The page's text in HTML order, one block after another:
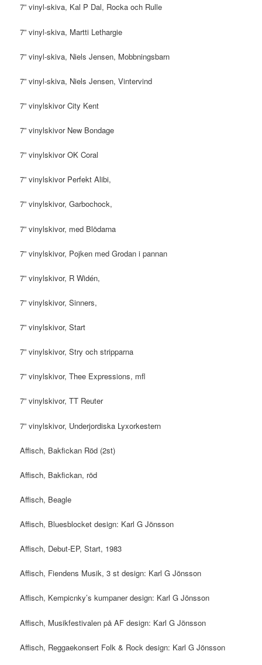
7” vinyl-skiva, Kal P Dal, Rocka och Rulle
7” vinyl-skiva, Martti Lethargie
7” vinyl-skiva, Niels Jensen, Mobbningsbarn
7” vinyl-skiva, Niels Jensen, Vintervind
7” vinylskivor City Kent
7” vinylskivor New Bondage
7” vinylskivor OK Coral
7” vinylskivor Perfekt Alibi,
7” vinylskivor, Garbochock,
7” vinylskivor, med Blödarna
7” vinylskivor, Pojken med Grodan i pannan
7” vinylskivor, R Widén,
7” vinylskivor, Sinners,
7” vinylskivor, Start
7” vinylskivor, Stry och stripparna
7” vinylskivor, Thee Expressions, mfl
7” vinylskivor, TT Reuter
7” vinylskivor, Underjordiska Lyxorkestern
Affisch, Bakfickan Röd (2st)
Affisch, Bakfickan, röd
Affisch, Beagle
Affisch, Bluesblocket design: Karl G Jönsson
Affisch, Debut-EP, Start, 1983
Affisch, Fiendens Musik, 3 st design: Karl G Jönsson
Affisch, Kempicnky’s kumpaner design: Karl G Jönsson
Affisch, Musikfestivalen på AF design: Karl G Jönsson
Affisch, Reggaekonsert Folk & Rock design: Karl G Jönsson